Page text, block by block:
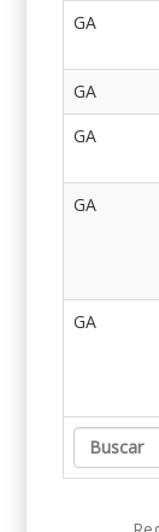
GA
GA
GA
GA
GA